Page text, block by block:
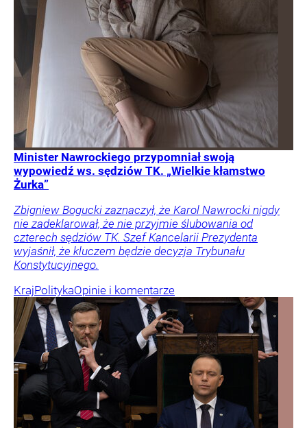
Minister Nawrockiego przypomniał swoją
wypowiedź ws. sędziów TK. „Wielkie kłamstwo
Żurka”
Zbigniew Bogucki zaznaczył, że Karol Nawrocki nigdy
nie zadeklarował, że nie przyjmie ślubowania od
czterech sędziów TK. Szef Kancelarii Prezydenta
wyjaśnił, że kluczem będzie decyzja Trybunału
Konstytucyjnego.
KrajPolitykaOpinie i komentarze